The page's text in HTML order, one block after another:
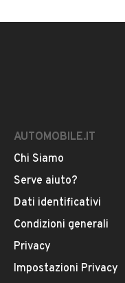
AUTOMOBILE.IT
Chi Siamo
Serve aiuto?
Dati identificativi
Condizioni generali
Privacy
Impostazioni Privacy